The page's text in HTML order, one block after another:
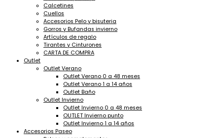
Calcetines
Cuellos
Accesorios Pelo y bisuteria
Gorros y Bufandas invierno
Artículos de regalo
Tirantes y Cinturones
CARTA DE COMPRA
Outlet
Outlet Verano
Outlet Verano 0 a 48 meses
Outlet Verano 1 a 14 años
Outlet Baño
Outlet Invierno
Outlet Invierno 0 a 48 meses
OUTLET Invierno punto
Outlet Invierno 1 a 14 años
Accesorios Paseo